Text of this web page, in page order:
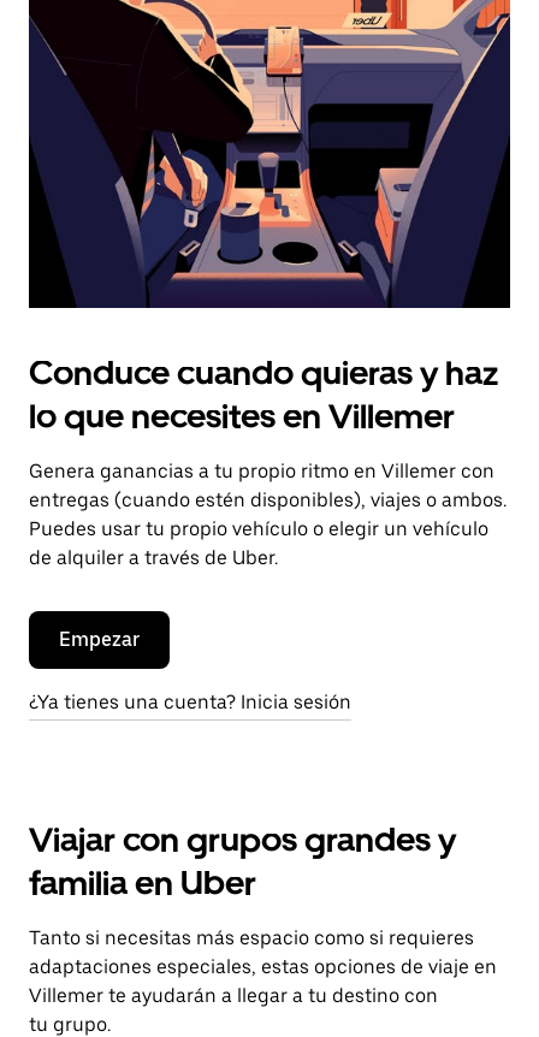
el
botón
escape
el
calendario.
Conduce cuando quieras y haz
lo que necesites en Villemer
Genera ganancias a tu propio ritmo en Villemer con
entregas (cuando estén disponibles), viajes o ambos.
Puedes usar tu propio vehículo o elegir un vehículo
de alquiler a través de Uber.
Empezar
¿Ya tienes una cuenta? Inicia sesión
Viajar con grupos grandes y
familia en Uber
Tanto si necesitas más espacio como si requieres
adaptaciones especiales, estas opciones de viaje en
Villemer te ayudarán a llegar a tu destino con
tu grupo.